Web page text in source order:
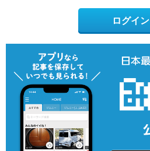
ログイン